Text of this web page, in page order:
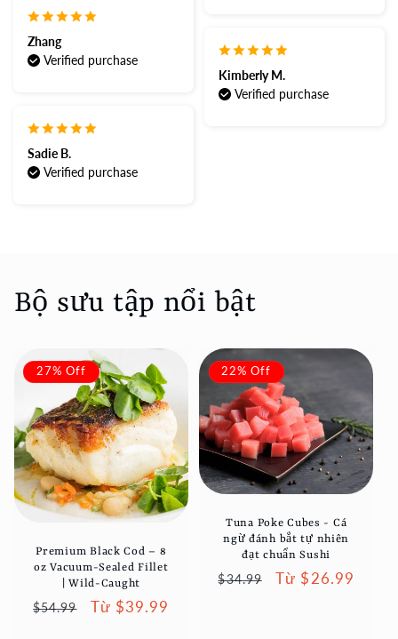
Zhang
Verified purchase
Kimberly M.
Verified purchase
Sadie B.
Verified purchase
Bộ sưu tập nổi bật
27% Off
Premium Black Cod – 8
oz Vacuum-Sealed Fillet
| Wild-Caught
Giá
$54.99
Giá
Từ $39.99
22% Off
Tuna Poke Cubes - Cá
ngừ đánh bắt tự nhiên
đạt chuẩn Sushi
Giá
$34.99
Giá
Từ $26.99